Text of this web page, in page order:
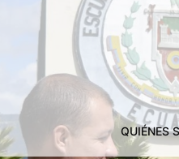
QUIÉNES